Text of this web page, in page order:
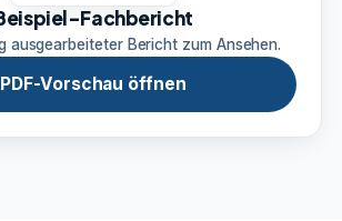
Fachbericht
ausgearbeiteter Bericht zum Ansehen.
PDF-Vorschau öffnen